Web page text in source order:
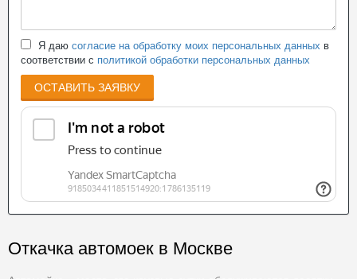
Я даю согласие на обработку моих персональных данных в
соответствии с политикой обработки персональных данных
ОСТАВИТЬ ЗАЯВКУ
Откачка автомоек в Москве